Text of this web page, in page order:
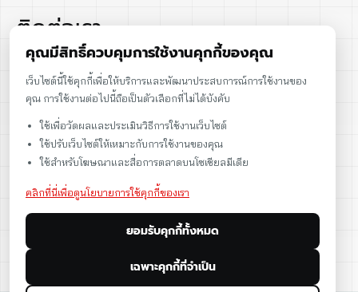
ติดต่อเรา
086-086-2000
sales@cst.co.th
คุณมีสิทธิ์ควบคุมการใช้งานคุกกี้ของคุณ
เว็บไซต์นี้ใช้คุกกี้เพื่อให้บริการและพัฒนาประสบการณ์การใช้งานของ
คุณ การใช้งานต่อไปนี้ถือเป็นตัวเลือกที่ไม่ได้บังคับ
ใช้เพื่อวัดผลและประเมินวิธีการใช้งานเว็บไซต์
ใช้ปรับเว็บไซต์ให้เหมาะกับการใช้งานของคุณ
ใช้สำหรับโฆษณาและสื่อการตลาดบนโซเชียลมีเดีย
คลิกที่นี่เพื่อดูนโยบายการใช้คุกกี้ของเรา
ยอมรับคุกกี้ทั้งหมด
เฉพาะคุกกี้ที่จำเป็น